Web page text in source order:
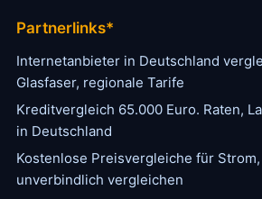
Partnerlinks*
Internetanbieter in Deutschland
Glasfaser, regionale Tarife
Kreditvergleich 65.000 Euro. Raten,
in Deutschland
Kostenlose Preisvergleiche für
unverbindlich vergleichen